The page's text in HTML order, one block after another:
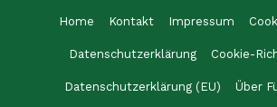
Home Kontakt Impressum
Datenschutzerklärung Cookie-
Datenschutzerklärung (EU) Über